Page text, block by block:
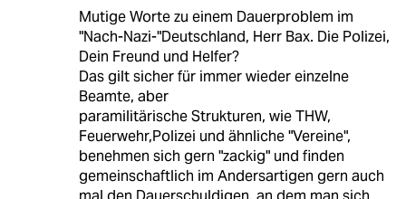
Mutige Worte zu einem Dauerproblem im
"Nach-Nazi-"Deutschland, Herr Bax. Die Polizei,
Dein Freund und Helfer?
Das gilt sicher für immer wieder einzelne
Beamte, aber
paramilitärische Strukturen, wie THW,
Feuerwehr,Polizei und ähnliche "Vereine",
benehmen sich gern "zackig" und finden
gemeinschaftlich im Andersartigen gern auch